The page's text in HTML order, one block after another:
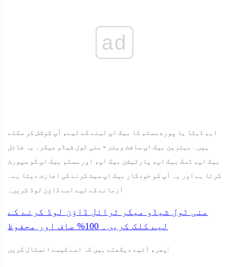
ad
اہم ڈیٹا یا پورے سسٹم کا بیک اپ لینے کے لیے، آپ کوشش کر سکتے
ہیں۔ بہترین بیک اپ سافٹ ویئر - منی ٹول شیڈو میکر۔ یہ فائل
بیک اپ، ڈسک بیک اپ، پارٹیشن بیک اپ، اور سسٹم بیک اپ کو سپورٹ
کرتا ہے اور یہ آپ کو خودکار بیک اپ سیٹ کرنے کی اجازت دیتا ہے۔
آزمانے کے لیے اسے ڈاؤن لوڈ کریں۔
منی ٹول شیڈو میکر ٹرائل ڈاؤن لوڈ کرنے کے
لیے کلک کریں۔
صاف اور محفوظ
پھر، آئیے دیکھتے ہیں کہ اسے کیسے انسٹال کریں: